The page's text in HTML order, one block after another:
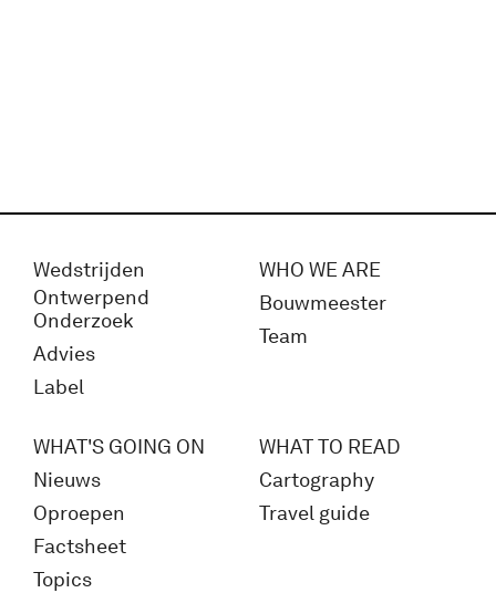
Wedstrijden
Ontwerpend
Onderzoek
Advies
Label
WHO WE ARE
Bouwmeester
Team
WHAT'S GOING ON
Nieuws
Oproepen
Factsheet
Topics
WHAT TO READ
Cartography
Travel guide